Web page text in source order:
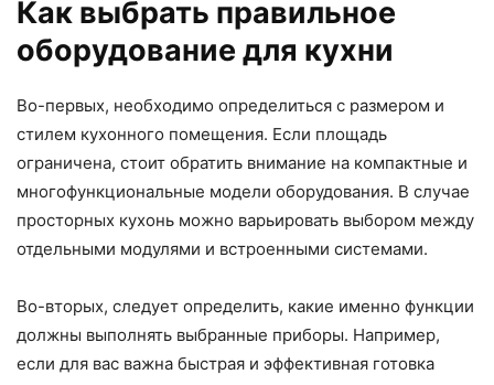
Как выбрать правильное
оборудование для кухни
Во-первых, необходимо определиться с размером и
стилем кухонного помещения. Если площадь
ограничена, стоит обратить внимание на компактные и
многофункциональные модели оборудования. В случае
просторных кухонь можно варьировать выбором между
отдельными модулями и встроенными системами.
Во-вторых, следует определить, какие именно функции
должны выполнять выбранные приборы. Например,
если для вас важна быстрая и эффективная готовка